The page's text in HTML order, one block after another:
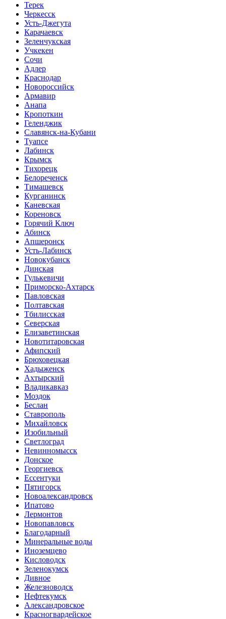
Терек
Черкесск
Усть-Джегута
Карачаевск
Зеленчукская
Учкекен
Сочи
Адлер
Краснодар
Новороссийск
Армавир
Анапа
Кропоткин
Геленджик
Славянск-на-Кубани
Туапсе
Лабинск
Крымск
Тихорецк
Белореченск
Тимашевск
Курганинск
Каневская
Кореновск
Горячий Ключ
Абинск
Апшеронск
Усть-Лабинск
Новокубанск
Динская
Гулькевичи
Приморско-Ахтарск
Павловская
Полтавская
Тбилисская
Северская
Елизаветинская
Новотитаровская
Афипский
Брюховецкая
Хадыженск
Ахтырский
Владикавказ
Моздок
Беслан
Ставрополь
Михайловск
Изобильный
Светлоград
Невинномысск
Донское
Георгиевск
Ессентуки
Пятигорск
Новоалександровск
Ипатово
Лермонтов
Новопавловск
Благодарный
Минеральные воды
Иноземцево
Кисловодск
Зеленокумск
Дивное
Железноводск
Нефтекумск
Александровское
Красногвардейское